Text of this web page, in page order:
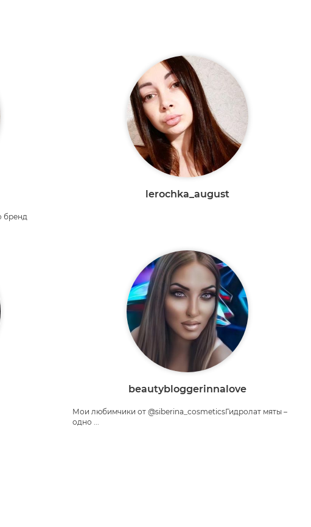
бренд
lerochka_august
beautybloggerinnalove
Мои любимчики от @siberina_cosmeticsГидролат мяты –
одно ...